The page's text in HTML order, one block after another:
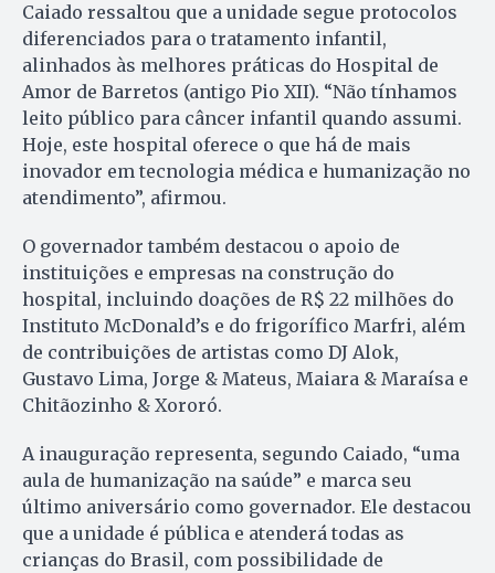
Caiado ressaltou que a unidade segue protocolos
diferenciados para o tratamento infantil,
alinhados às melhores práticas do Hospital de
Amor de Barretos (antigo Pio XII). “Não tínhamos
leito público para câncer infantil quando assumi.
Hoje, este hospital oferece o que há de mais
inovador em tecnologia médica e humanização no
atendimento”, afirmou.
O governador também destacou o apoio de
instituições e empresas na construção do
hospital, incluindo doações de R$ 22 milhões do
Instituto McDonald’s e do frigorífico Marfri, além
de contribuições de artistas como DJ Alok,
Gustavo Lima, Jorge & Mateus, Maiara & Maraísa e
Chitãozinho & Xororó.
A inauguração representa, segundo Caiado, “uma
aula de humanização na saúde” e marca seu
último aniversário como governador. Ele destacou
que a unidade é pública e atenderá todas as
crianças do Brasil, com possibilidade de